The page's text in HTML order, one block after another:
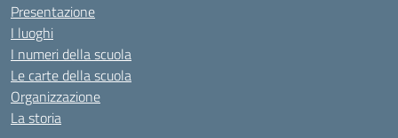
Presentazione
I luoghi
I numeri della scuola
Le carte della scuola
Organizzazione
La storia